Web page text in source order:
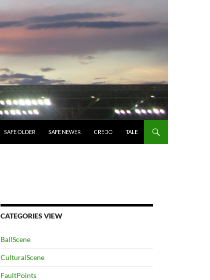
SAFE OLDER SAFE NEWER CREDO TALE
CATEGORIES VIEW
BallScene
CulturalScene
FaultPoints